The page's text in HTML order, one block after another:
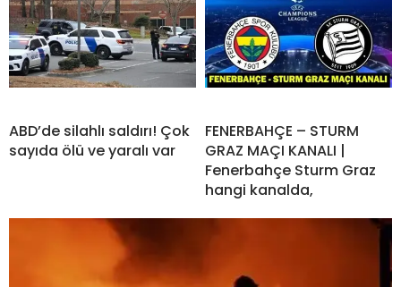
ABD’de silahlı saldırı! Çok
sayıda ölü ve yaralı var
FENERBAHÇE – STURM
GRAZ MAÇI KANALI |
Fenerbahçe Sturm Graz
hangi kanalda,